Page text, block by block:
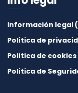
Información legal
Política de
Política de cookies
Política de